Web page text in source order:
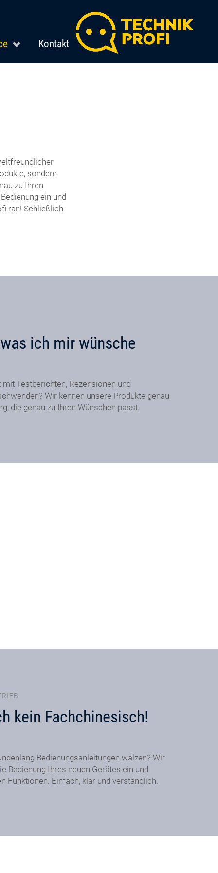
Kontakt
sondern
zu Ihren
ein und
ran! Schließlich
ich mir wünsche
Testberichten, Rezensionen und
Wir kennen unsere Produkte genau
die genau zu Ihren Wünschen passt.
kein Fachchinesisch!
Bedienungsanleitungen wälzen? Wir
Bedienung Ihres neuen Gerätes ein und
Funktionen. Einfach, klar und verständlich.